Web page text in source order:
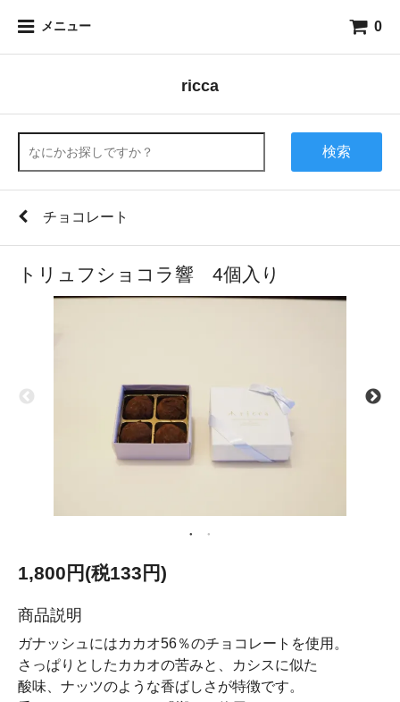
メニュー 0
ricca
検索
チョコレート
トリュフショコラ響 4個入り
1,800円(税133円)
商品説明
ガナッシュにはカカオ56％のチョコレートを使用。
さっぱりとしたカカオの苦みと、カシスに似た
酸味、ナッツのような香ばしさが特徴です。